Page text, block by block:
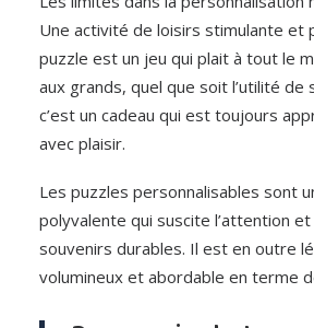
Une activité de loisirs stimulante et
puzzle est un jeu qui plait à tout le
aux grands, quel que soit l’utilité de
c’est un cadeau qui est toujours
avec plaisir.
Les puzzles personnalisables sont
polyvalente qui suscite l’attention
souvenirs durables. Il est en outre
volumineux et abordable en terme